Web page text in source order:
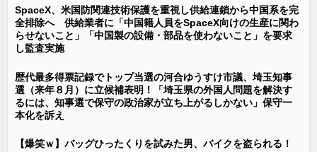
SpaceX、米国防関連技術保護を重視し供給連鎖から中国系を完
全排除へ 供給業者に「中国籍人員をSpaceX向けの生産に関わ
らせないこと」「中国製の設備・部品を使わないこと」を要求
し監査実施
歴代最多得票記録でトップ当選の河合ゆうすけ市議、埼玉知事
選（来年８月）に立候補表明！「埼玉県の外国人問題を解決す
るには、知事選で保守の政治家が立ち上がるしかない」保守一
本化を訴え
【爆笑ｗ】バッグひったくりを試みた男、バイクを盗られる！